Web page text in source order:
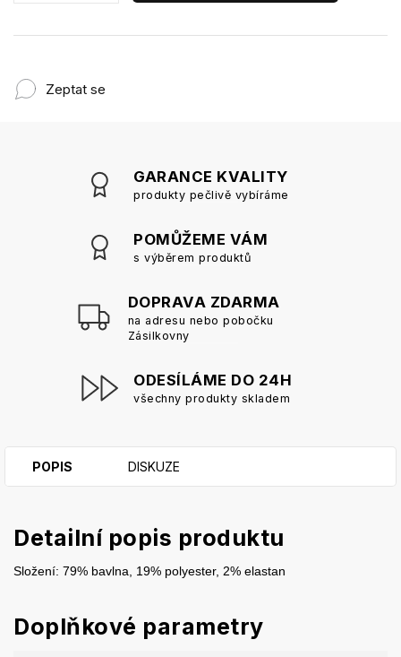
Zeptat se
GARANCE KVALITY
produkty pečlivě vybíráme
POMŮŽEME VÁM
s výběrem produktů
DOPRAVA ZDARMA
na adresu nebo pobočku
Zásilkovny
ODESÍLÁME DO 24H
všechny produkty skladem
POPIS DISKUZE
Detailní popis produktu
Složení: 79% bavlna, 19% polyester, 2% elastan
Doplňkové parametry